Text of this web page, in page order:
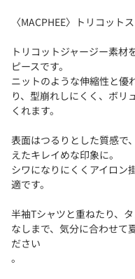
〈MACPHEE〉トリコット
トリコットジャージー素材
ピースです。
ニットのような伸縮性と優
り、型崩れしにくく、ボリ
くれます。
表面はつるりとした質感で
えたキレイめな印象に。
シワになりにくくアイロン
適です。
半袖Tシャツと重ねたり、
なしまで、気分に合わせて
ださい
。